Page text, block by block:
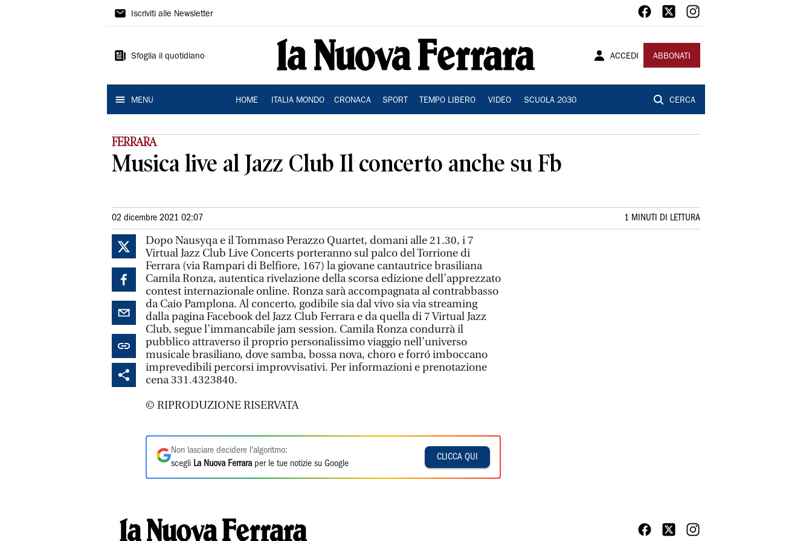
La
Ferrara
Iscriviti alle Newsletter
Sfoglia il quotidiano ACCEDI ABBONATI
MENU HOME ITALIA MONDO CRONACA SPORT TEMPO LIBERO VIDEO SCUOLA 2030 CERCA
FERRARA
Musica live al Jazz Club Il concerto anche su Fb
02 dicembre 2021 02:07 1 MINUTI DI LETTURA
Dopo Nausyqa e il Tommaso Perazzo Quartet, domani alle 21.30, i 7
Virtual Jazz Club Live Concerts porteranno sul palco del Torrione di
Ferrara (via Rampari di Belfiore, 167) la giovane cantautrice brasiliana
Camila Ronza, autentica rivelazione della scorsa edizione dell’apprezzato
contest internazionale online. Ronza sarà accompagnata al contrabbasso
da Caio Pamplona. Al concerto, godibile sia dal vivo sia via streaming
dalla pagina Facebook del Jazz Club Ferrara e da quella di 7 Virtual Jazz
Club, segue l’immancabile jam session. Camila Ronza condurrà il
pubblico attraverso il proprio personalissimo viaggio nell’universo
musicale brasiliano, dove samba, bossa nova, choro e forró imboccano
imprevedibili percorsi improvvisativi. Per informazioni e prenotazione
cena 331.4323840.
© RIPRODUZIONE RISERVATA
Non lasciare decidere l'algoritmo:
scegli La Nuova Ferrara per le tue notizie su Google
CLICCA QUI